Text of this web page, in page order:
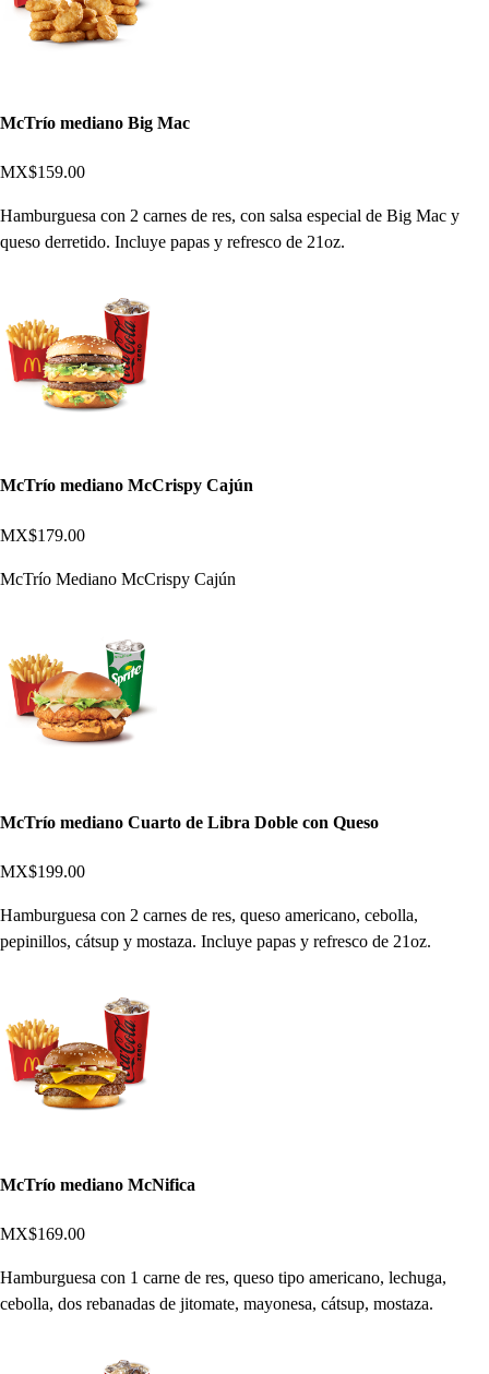
McTrío mediano Big Mac
MX$159.00
Hamburguesa con 2 carnes de res, con salsa especial de Big Mac y
queso derretido. Incluye papas y refresco de 21oz.
McTrío mediano McCrispy Cajún
MX$179.00
McTrío Mediano McCrispy Cajún
McTrío mediano Cuarto de Libra Doble con Queso
MX$199.00
Hamburguesa con 2 carnes de res, queso americano, cebolla,
pepinillos, cátsup y mostaza. Incluye papas y refresco de 21oz.
McTrío mediano McNifica
MX$169.00
Hamburguesa con 1 carne de res, queso tipo americano, lechuga,
cebolla, dos rebanadas de jitomate, mayonesa, cátsup, mostaza.